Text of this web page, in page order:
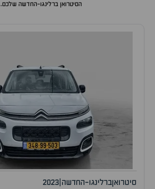
הסיטרואן ברלינגו-החדשה שלכם.
סיטרואןברלינגו-החדשה 2023